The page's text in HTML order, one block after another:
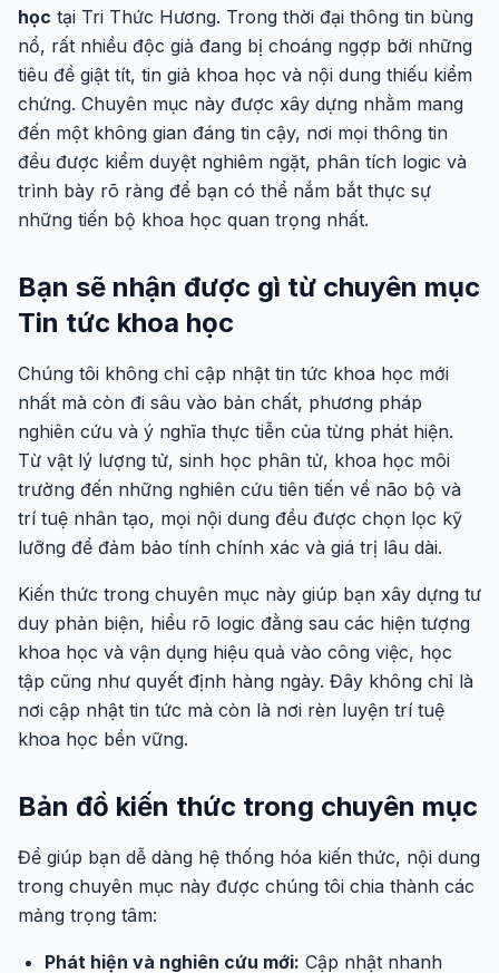
học tại Tri Thức Hương. Trong thời đại thông tin bùng
nổ, rất nhiều độc giả đang bị choáng ngợp bởi những
tiêu đề giật tít, tin giả khoa học và nội dung thiếu kiểm
chứng. Chuyên mục này được xây dựng nhằm mang
đến một không gian đáng tin cậy, nơi mọi thông tin
đều được kiểm duyệt nghiêm ngặt, phân tích logic và
trình bày rõ ràng để bạn có thể nắm bắt thực sự
những tiến bộ khoa học quan trọng nhất.
Bạn sẽ nhận được gì từ chuyên mục
Tin tức khoa học
Chúng tôi không chỉ cập nhật tin tức khoa học mới
nhất mà còn đi sâu vào bản chất, phương pháp
nghiên cứu và ý nghĩa thực tiễn của từng phát hiện.
Từ vật lý lượng tử, sinh học phân tử, khoa học môi
trường đến những nghiên cứu tiên tiến về não bộ và
trí tuệ nhân tạo, mọi nội dung đều được chọn lọc kỹ
lưỡng để đảm bảo tính chính xác và giá trị lâu dài.
Kiến thức trong chuyên mục này giúp bạn xây dựng tư
duy phản biện, hiểu rõ logic đằng sau các hiện tượng
khoa học và vận dụng hiệu quả vào công việc, học
tập cũng như quyết định hàng ngày. Đây không chỉ là
nơi cập nhật tin tức mà còn là nơi rèn luyện trí tuệ
khoa học bền vững.
Bản đồ kiến thức trong chuyên mục
Để giúp bạn dễ dàng hệ thống hóa kiến thức, nội dung
trong chuyên mục này được chúng tôi chia thành các
mảng trọng tâm:
Phát hiện và nghiên cứu mới: Cập nhật nhanh